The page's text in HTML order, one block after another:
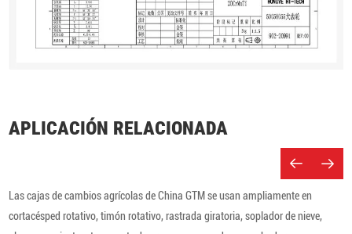
APLICACIÓN RELACIONADA
Las cajas de cambios agrícolas de China GTM se usan ampliamente en
cortacésped rotativo, timón rotativo, rastrada giratoria, soplador de nieve,